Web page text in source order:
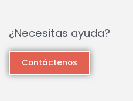
¿Necesitas ayuda?
Contáctenos